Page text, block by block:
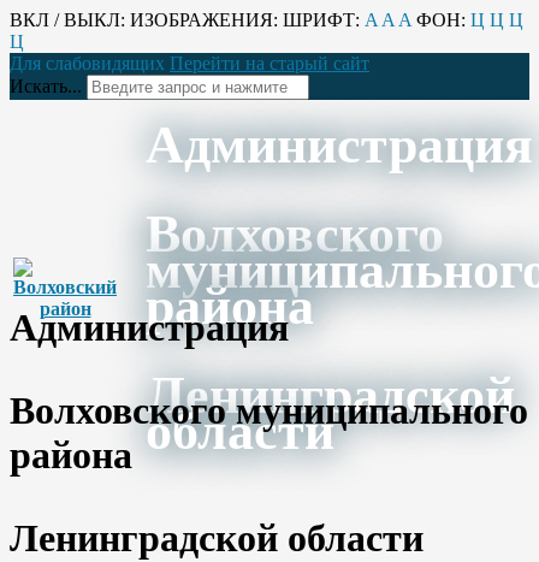
ВКЛ / ВЫКЛ: ИЗОБРАЖЕНИЯ: ШРИФТ: A A A ФОН: Ц Ц Ц
Ц
Для слабовидящих Перейти на старый сайт
Искать...
Администрация
Волховского
района
Ленинградской
области
Администрация
Волховского муниципального
района
Ленинградской области